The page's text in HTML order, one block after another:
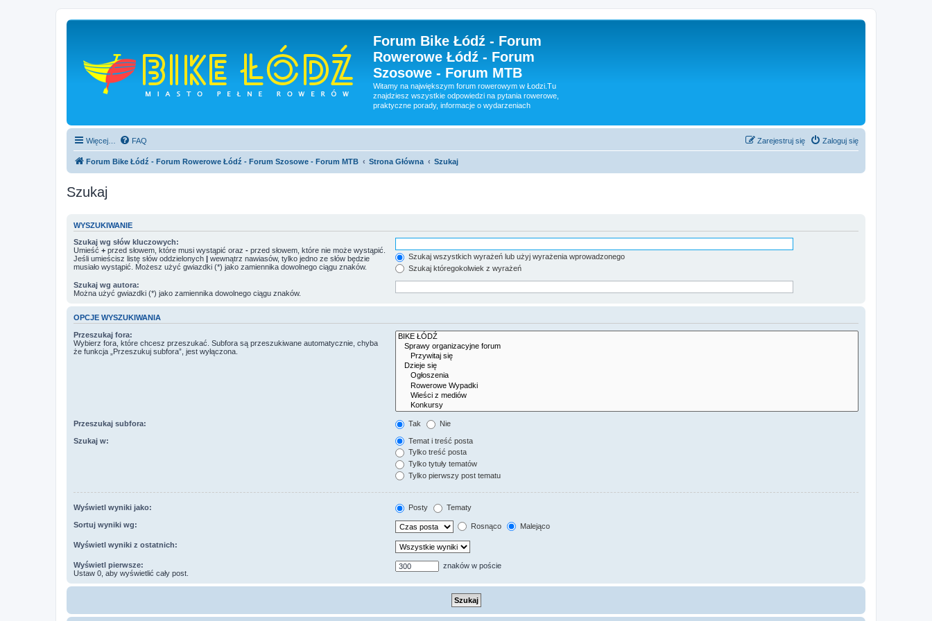
Forum Bike Łódź - Forum
Rowerowe Łódź - Forum
Szosowe - Forum MTB
Witamy na największym forum rowerowym w Łodzi.Tu
znajdziesz wszystkie odpowiedzi na pytania rowerowe,
praktyczne porady, informacje o wydarzeniach
Więcej… FAQ Zaloguj się
Zarejestruj się
Forum Bike Łódź - Forum Rowerowe Łódź - Forum Szosowe - Forum MTB Strona Główna Szukaj
Szukaj
WYSZUKIWANIE
Szukaj wg słów kluczowych:
Umieść + przed słowem, które musi wystąpić oraz - przed słowem, które nie może wystąpić.
Jeśli umieścisz listę słów oddzielonych | wewnątrz nawiasów, tylko jedno ze słów będzie
musiało wystąpić. Możesz użyć gwiazdki (*) jako zamiennika dowolnego ciągu znaków.
Szukaj wszystkich wyrażeń lub użyj wyrażenia wprowadzonego
Szukaj któregokolwiek z wyrażeń
Szukaj wg autora:
Można użyć gwiazdki (*) jako zamiennika dowolnego ciągu znaków.
OPCJE WYSZUKIWANIA
Przeszukaj fora:
Wybierz fora, które chcesz przeszukać. Subfora są przeszukiwane automatycznie, chyba
że funkcja „Przeszukuj subfora”, jest wyłączona.
Przeszukaj subfora: Tak Nie
Szukaj w:
Temat i treść posta
Tylko treść posta
Tylko tytuły tematów
Tylko pierwszy post tematu
Wyświetl wyniki jako: Posty Tematy
Sortuj wyniki wg: Rosnąco Malejąco
Wyświetl wyniki z ostatnich:
Wyświetl pierwsze:
Ustaw 0, aby wyświetlić cały post.
znaków w poście